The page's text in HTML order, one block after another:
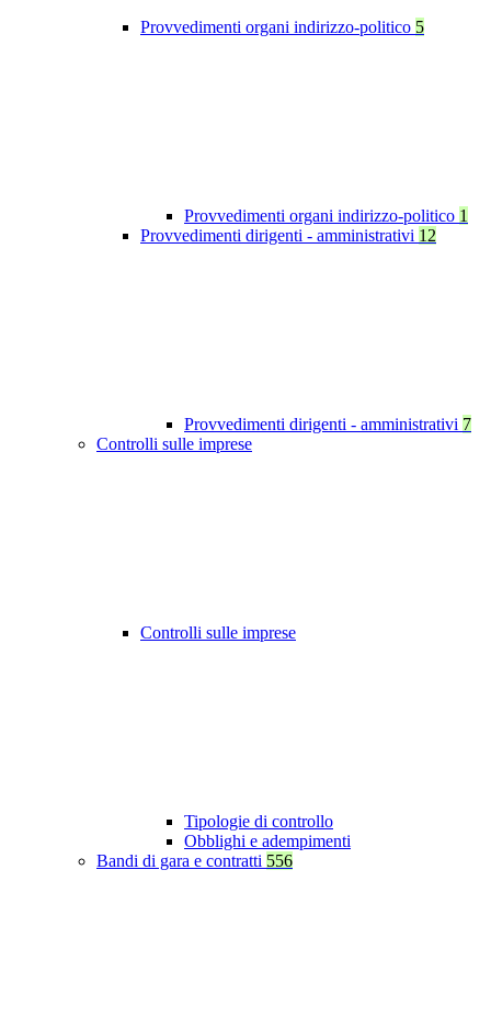
Provvedimenti organi indirizzo-politico 5
Provvedimenti organi indirizzo-politico 1
Provvedimenti dirigenti - amministrativi 12
Provvedimenti dirigenti - amministrativi 7
Controlli sulle imprese
Controlli sulle imprese
Tipologie di controllo
Obblighi e adempimenti
Bandi di gara e contratti 556